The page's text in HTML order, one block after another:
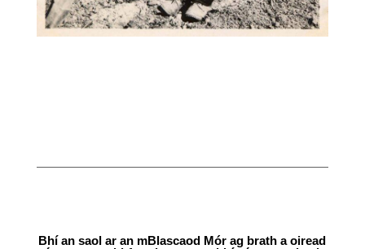
Bhí an saol ar an mBlascaod Mór ag brath a oiread